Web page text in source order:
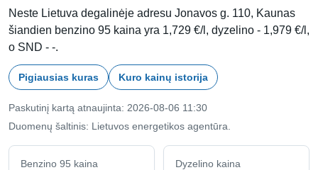
Neste Lietuva degalinėje adresu Jonavos g. 110, Kaunas
šiandien benzino 95 kaina yra 1,729 €/l, dyzelino - 1,979 €/l,
o SND - -.
Pigiausias kuras Kuro kainų istorija
Paskutinį kartą atnaujinta: 2026-08-06 11:30
Duomenų šaltinis: Lietuvos energetikos agentūra.
Benzino 95 kaina Dyzelino kaina